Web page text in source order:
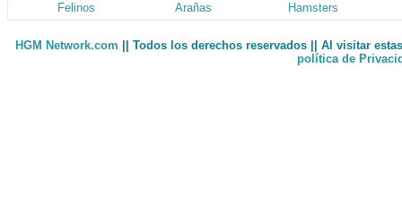
Felinos Arañas Hamsters
HGM Network.com || Todos los derechos reservados || Al visitar
política de